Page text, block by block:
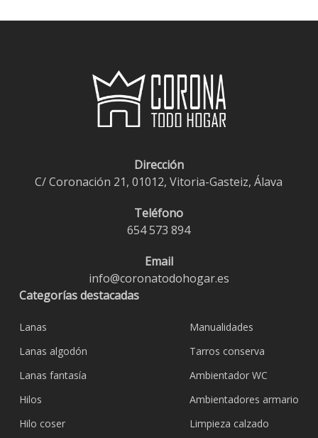
Dirección
C/ Coronación 21, 01012, Vitoria-Gasteiz, Álava
Teléfono
654 573 894
Email
info@coronatodohogar.es
Categorías destacadas
Lanas
Lanas algodón
Lanas fantasía
Hilos
Hilo coser
Manualidades
Tarros conserva
Ambientador WC
Ambientadores armario
Limpieza calzado